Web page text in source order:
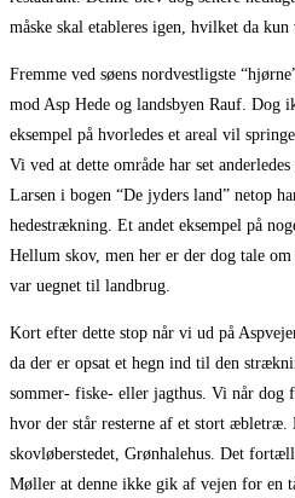
måske skal etableres igen, hvilket da
Fremme ved søens nordvestligste
mod Asp Hede og landsbyen Rauf. Dog
eksempel på hvorledes et areal vil
Vi ved at dette område har set
Larsen i bogen “De jyders land” netop
hedestrækning. Et andet eksempel på
Hellum skov, men her er der dog tale
var uegnet til landbrug.
Kort efter dette stop når vi ud på
da der er opsat et hegn ind til den
sommer- fiske- eller jagthus. Vi når dog
hvor der står resterne af et stort æbletræ.
skovløberstedet, Grønhalehus. Det
Møller at denne ikke gik af vejen for en